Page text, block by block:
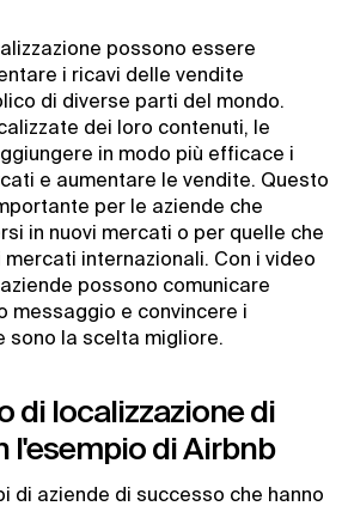
possono essere
i ricavi delle vendite
di diverse parti del mondo.
dei loro contenuti, le
in modo più efficace i
e aumentare le vendite. Questo
per le aziende che
in nuovi mercati o per quelle che
internazionali. Con i video
possono comunicare
messaggio e convincere i
sono la scelta migliore.
di localizzazione di
l'esempio di Airbnb
di aziende di successo che hanno